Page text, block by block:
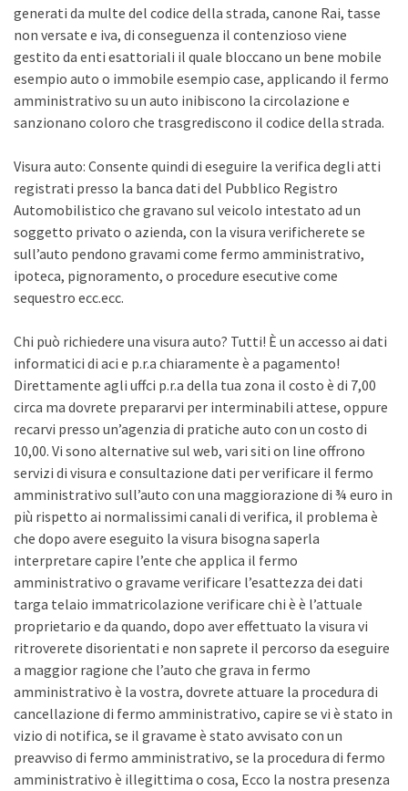
generati da multe del codice della strada, canone Rai, tasse
non versate e iva, di conseguenza il contenzioso viene
gestito da enti esattoriali il quale bloccano un bene mobile
esempio auto o immobile esempio case, applicando il fermo
amministrativo su un auto inibiscono la circolazione e
sanzionano coloro che trasgrediscono il codice della strada.
Visura auto: Consente quindi di eseguire la verifica degli atti
registrati presso la banca dati del Pubblico Registro
Automobilistico che gravano sul veicolo intestato ad un
soggetto privato o azienda, con la visura verificherete se
sull’auto pendono gravami come fermo amministrativo,
ipoteca, pignoramento, o procedure esecutive come
sequestro ecc.ecc.
Chi può richiedere una visura auto? Tutti! È un accesso ai dati
informatici di aci e p.r.a chiaramente è a pagamento!
Direttamente agli uffci p.r.a della tua zona il costo è di 7,00
circa ma dovrete prepararvi per interminabili attese, oppure
recarvi presso un’agenzia di pratiche auto con un costo di
10,00. Vi sono alternative sul web, vari siti on line offrono
servizi di visura e consultazione dati per verificare il fermo
amministrativo sull’auto con una maggiorazione di ¾ euro in
più rispetto ai normalissimi canali di verifica, il problema è
che dopo avere eseguito la visura bisogna saperla
interpretare capire l’ente che applica il fermo
amministrativo o gravame verificare l’esattezza dei dati
targa telaio immatricolazione verificare chi è è l’attuale
proprietario e da quando, dopo aver effettuato la visura vi
ritroverete disorientati e non saprete il percorso da eseguire
a maggior ragione che l’auto che grava in fermo
amministrativo è la vostra, dovrete attuare la procedura di
cancellazione di fermo amministrativo, capire se vi è stato in
vizio di notifica, se il gravame è stato avvisato con un
preavviso di fermo amministrativo, se la procedura di fermo
amministrativo è illegittima o cosa, Ecco la nostra presenza